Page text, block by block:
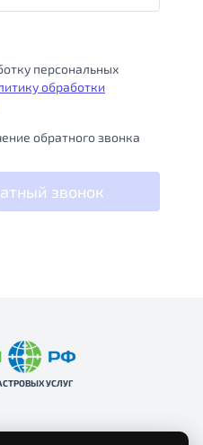
персональных
обработки
обратного звонка
звонок
УСЛУГ